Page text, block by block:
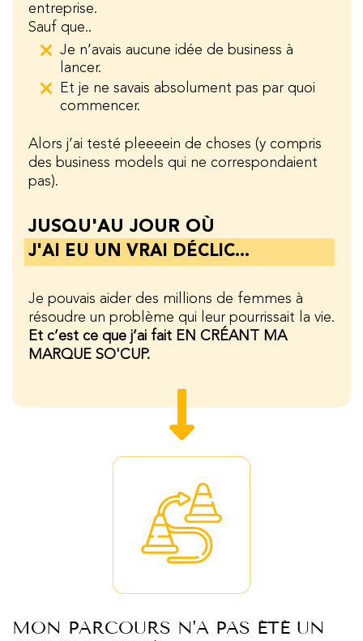
entreprise.
Sauf que..
Je n’avais aucune idée de business à
lancer.
Et je ne savais absolument pas par quoi
commencer.
Alors j’ai testé pleeeein de choses (y compris
des business models qui ne correspondaient
pas).
JUSQU'AU JOUR OÙ
J'AI EU UN VRAI DÉCLIC...
Je pouvais aider des millions de femmes à
résoudre un problème qui leur pourrissait la vie.
Et c’est ce que j’ai fait EN CRÉANT MA
MARQUE SO'CUP.
MON PARCOURS N'A PAS ÉTÉ UN